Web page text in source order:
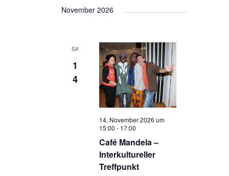
November 2026
SA
1
4
14. November 2026 um
15:00 - 17:00
Café Mandela –
Interkultureller
Treffpunkt